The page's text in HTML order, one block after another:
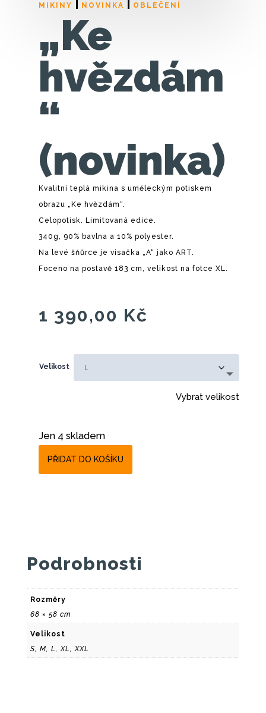
MIKINY NOVINKA OBLEČENÍ
„Ke
hvězdám
“
(novinka)
Kvalitní teplá mikina s uměleckým potiskem
obrazu „Ke hvězdám“.
Celopotisk. Limitovaná edice.
340g, 90% bavlna a 10% polyester.
Na levé šňůrce je visačka „A“ jako ART.
Foceno na postavě 183 cm, velikost na fotce XL.
1 390,00 Kč
Velikost
Vybrat velikost
Jen 4 skladem
PŘIDAT DO KOŠÍKU
Podrobnosti
Rozměry
68 × 58 cm
Velikost
S, M, L, XL, XXL